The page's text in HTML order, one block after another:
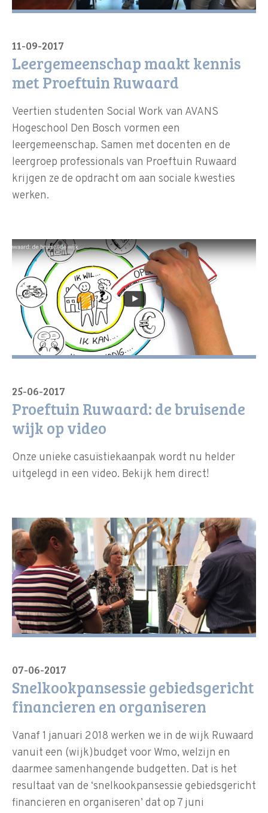
11-09-2017
Leergemeenschap maakt kennis
met Proeftuin Ruwaard
Veertien studenten Social Work van AVANS
Hogeschool Den Bosch vormen een
leergemeenschap. Samen met docenten en de
leergroep professionals van Proeftuin Ruwaard
krijgen ze de opdracht om aan sociale kwesties
werken.
25-06-2017
Proeftuin Ruwaard: de bruisende
wijk op video
Onze unieke casuïstiekaanpak wordt nu helder
uitgelegd in een video. Bekijk hem direct!
07-06-2017
Snelkookpansessie gebiedsgericht
financieren en organiseren
Vanaf 1 januari 2018 werken we in de wijk Ruwaard
vanuit een (wijk)budget voor Wmo, welzijn en
daarmee samenhangende budgetten. Dat is het
resultaat van de ‘snelkookpansessie gebiedsgericht
financieren en organiseren’ dat op 7 juni